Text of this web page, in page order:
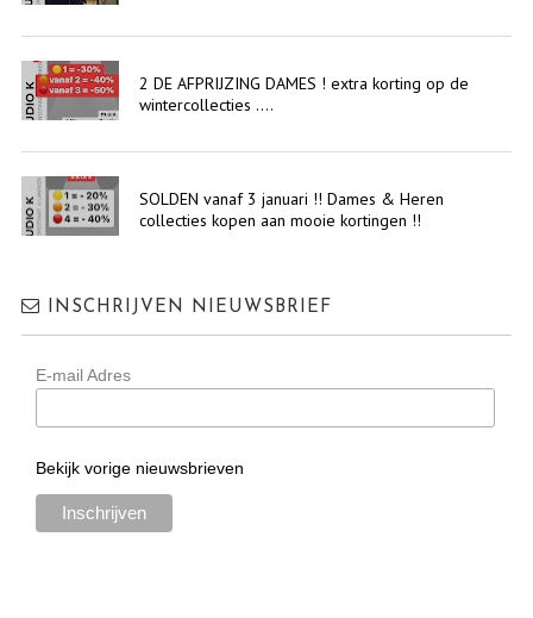
2 DE AFPRIJZING DAMES ! extra korting op de
wintercollecties ....
SOLDEN vanaf 3 januari !! Dames & Heren
collecties kopen aan mooie kortingen !!
INSCHRIJVEN NIEUWSBRIEF
E-mail Adres
Bekijk vorige nieuwsbrieven